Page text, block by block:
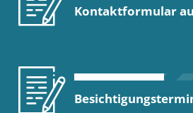
Kontaktformular